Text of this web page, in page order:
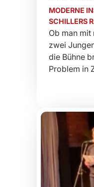
MODERNE
SCHILLERS
Ob man mit
zwei
die Bühne
Problem in